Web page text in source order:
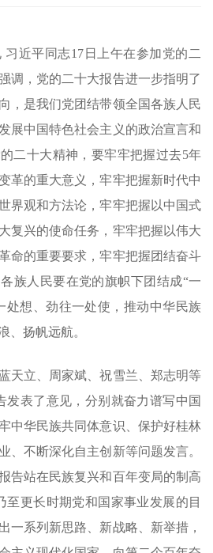
习近平同志17日上午在参加党的二
调，党的二十大报告进一步指明了
，是我们党团结带领全国各族人民
展中国特色社会主义的政治宣言和
二十大精神，要牢牢把握过去5年
革的重大意义，牢牢把握新时代中
界观和方法论，牢牢把握以中国式
复兴的使命任务，牢牢把握以伟大
命的重要要求，牢牢把握团结奋斗
族人民要在党的旗帜下团结成“一
处想、劲往一处使，推动中华民族
、扬帆远航。
立、周家斌、祝雪兰、郑志明等
发表了意见，分别就奋力谱写中国
中华民族共同体意识、保护好桂林
、不断深化自主创新等问题发言。
告站在民族复兴和百年变局的制高
至更长时期党和国家事业发展的目
一系列新思路、新战略、新举措，